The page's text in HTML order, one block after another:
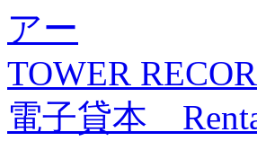
アー
TOWER
電子貸本